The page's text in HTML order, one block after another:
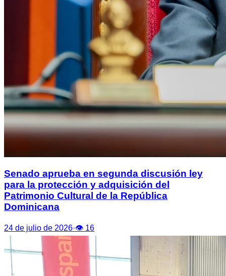
Senado aprueba en segunda discusión ley
para la protección y adquisición del
Patrimonio Cultural de la República
Dominicana
24 de julio de 2026·👁 16